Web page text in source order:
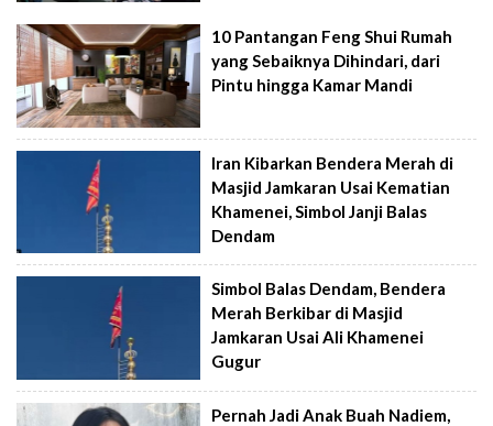
10 Pantangan Feng Shui Rumah
yang Sebaiknya Dihindari, dari
Pintu hingga Kamar Mandi
Iran Kibarkan Bendera Merah di
Masjid Jamkaran Usai Kematian
Khamenei, Simbol Janji Balas
Dendam
Simbol Balas Dendam, Bendera
Merah Berkibar di Masjid
Jamkaran Usai Ali Khamenei
Gugur
Pernah Jadi Anak Buah Nadiem,